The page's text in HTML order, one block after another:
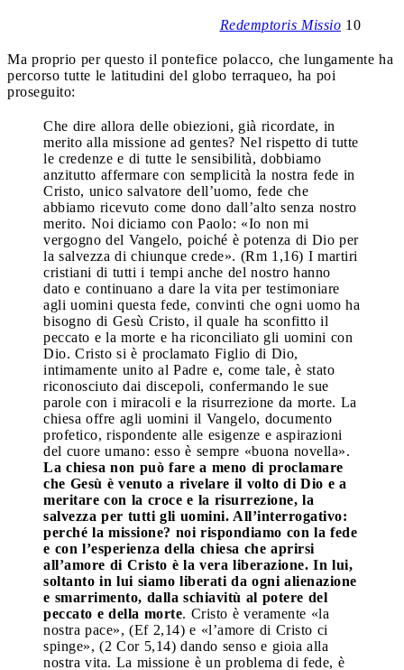
Redemptoris Missio 10
Ma proprio per questo il pontefice polacco, che lungamente ha
percorso tutte le latitudini del globo terraqueo, ha poi
proseguito:
Che dire allora delle obiezioni, già ricordate, in
merito alla missione ad gentes? Nel rispetto di tutte
le credenze e di tutte le sensibilità, dobbiamo
anzitutto affermare con semplicità la nostra fede in
Cristo, unico salvatore dell’uomo, fede che
abbiamo ricevuto come dono dall’alto senza nostro
merito. Noi diciamo con Paolo: «Io non mi
vergogno del Vangelo, poiché è potenza di Dio per
la salvezza di chiunque crede». (Rm 1,16) I martiri
cristiani di tutti i tempi anche del nostro hanno
dato e continuano a dare la vita per testimoniare
agli uomini questa fede, convinti che ogni uomo ha
bisogno di Gesù Cristo, il quale ha sconfitto il
peccato e la morte e ha riconciliato gli uomini con
Dio. Cristo si è proclamato Figlio di Dio,
intimamente unito al Padre e, come tale, è stato
riconosciuto dai discepoli, confermando le sue
parole con i miracoli e la risurrezione da morte. La
chiesa offre agli uomini il Vangelo, documento
profetico, rispondente alle esigenze e aspirazioni
del cuore umano: esso è sempre «buona novella».
La chiesa non può fare a meno di proclamare
che Gesù è venuto a rivelare il volto di Dio e a
meritare con la croce e la risurrezione, la
salvezza per tutti gli uomini. All’interrogativo:
perché la missione? noi rispondiamo con la fede
e con l’esperienza della chiesa che aprirsi
all’amore di Cristo è la vera liberazione. In lui,
soltanto in lui siamo liberati da ogni alienazione
e smarrimento, dalla schiavitù al potere del
peccato e della morte. Cristo è veramente «la
nostra pace», (Ef 2,14) e «l’amore di Cristo ci
spinge», (2 Cor 5,14) dando senso e gioia alla
nostra vita. La missione è un problema di fede, è